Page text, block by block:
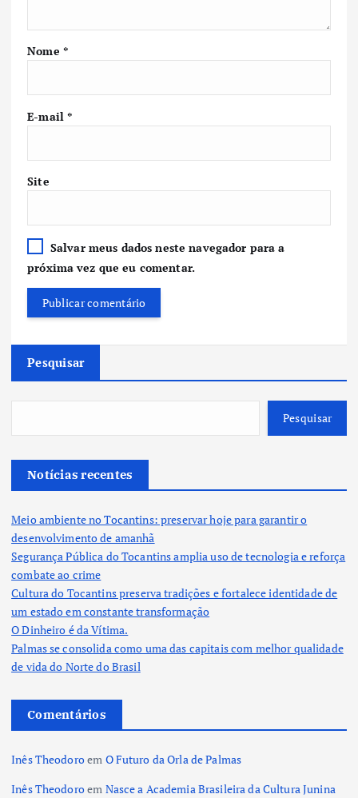
Nome *
E-mail*
Site
Salvar meus dados neste navegador para a
próxima vez que eu comentar.
Pesquisar
Pesquisar
Notícias recentes
Meio ambiente no Tocantins: preservar hoje para garantir o
desenvolvimento de amanhã
Segurança Pública do Tocantins amplia uso de tecnologia e reforça
combate ao crime
Cultura do Tocantins preserva tradições e fortalece identidade de
um estado em constante transformação
O Dinheiro é da Vítima.
Palmas se consolida como uma das capitais com melhor qualidade
de vida do Norte do Brasil
Comentários
Inês Theodoroem O Futuro da Orla de Palmas
Inês Theodoroem Nasce a Academia Brasileira da Cultura Junina